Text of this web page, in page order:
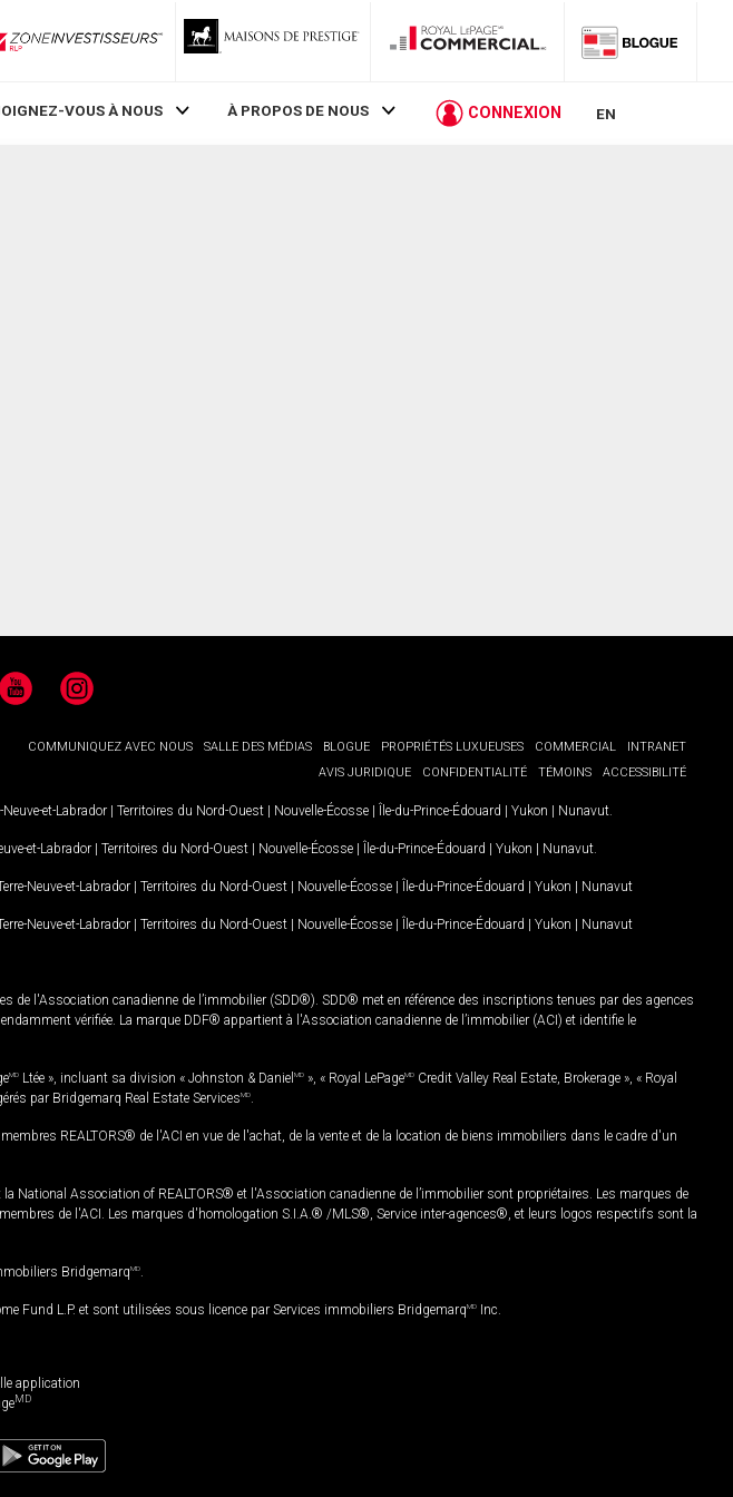
ZoneInvestisseurs RLP
VOUS À NOUS À PROPOS DE NOUS CONNEXION EN
YouTubeInstagram
COMMUNIQUEZ AVEC NOUS SALLE DES MÉDIAS BLOGUE PROPRIÉTÉS LUXUEUSES COMMERCIAL
INTRANET
AVIS JURIDIQUE
CONFIDENTIALITÉ TÉMOINS ACCESSIBILITÉ
Neuve-et-Labrador | Territoires du Nord-Ouest | Nouvelle-Écosse | Île-du-Prince-Édouard | Yukon | Nunavut
et-Labrador | Territoires du Nord-Ouest | Nouvelle-Écosse | Île-du-Prince-Édouard | Yukon | Nunavut
Neuve-et-Labrador | Territoires du Nord-Ouest | Nouvelle-Écosse | Île-du-Prince-Édouard | Yukon | Nunavut
Neuve-et-Labrador | Territoires du Nord-Ouest | Nouvelle-Écosse | Île-du-Prince-Édouard | Yukon | Nunavut
de l'Association canadienne de l’immobilier (SDD®). SDD® met en référence des inscriptions tenues par des agences
vérifiée. La marque DDF® appartient à l'Association canadienne de l’immobilier (ACI) et identifie le
MD Ltée », incluant sa division « Johnston & Daniel MD », « Royal LePageMD Credit Valley Real Estate, Brokerage », « Royal
par Bridgemarq Real Estate ServicesMD
REALTORS® de l'ACI en vue de l'achat, de la vente et de la location de biens immobiliers dans le cadre d'un
National Association of REALTORS® et l'Association canadienne de l’immobilier sont propriétaires. Les marques de
de l'ACI. Les marques d'homologation S.I.A.® /MLS®, Service inter-agences®, et leurs logos respectifs sont la
BridgemarqMD
Fund L.P. et sont utilisées sous licence par Services immobiliers BridgemarqMD Inc.
application
MD